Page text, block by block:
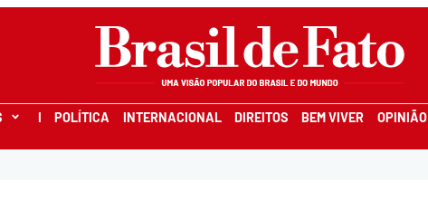
I POLÍTICA INTERNACIONAL DIREITOS BEM VIVER OPINIÃO